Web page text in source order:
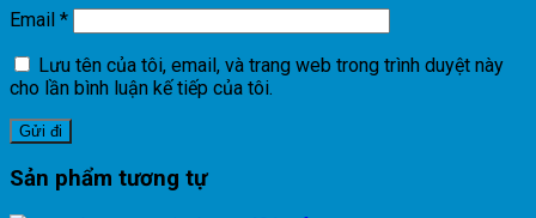
Email *
Lưu tên của tôi, email, và trang web trong trình duyệt này
cho lần bình luận kế tiếp của tôi.
Sản phẩm tương tự